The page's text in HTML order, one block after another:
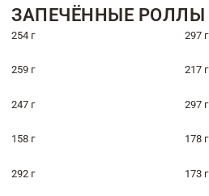
ЗАПЕЧЁННЫЕ РОЛЛЫ
254 г 297 г
259 г 217 г
247 г 297 г
158 г 178 г
292 г 173 г